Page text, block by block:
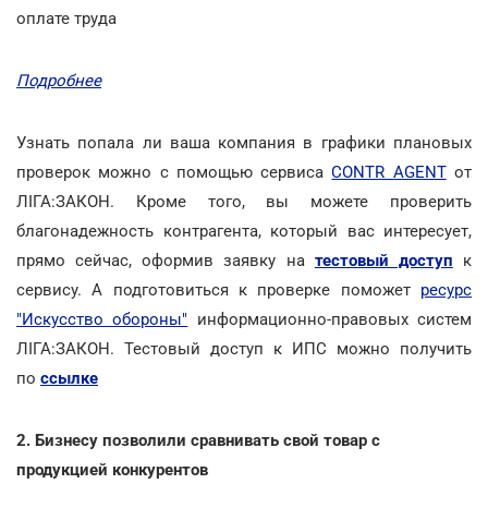
оплате труда
Подробнее
Узнать попала ли ваша компания в графики плановых
проверок можно с помощью сервисаCONTR AGENTот
ЛІГА:ЗАКОН. Кроме того, вы можете проверить
благонадежность контрагента, который вас интересует,
прямо сейчас, оформив заявку на тестовый доступ к
сервису. А подготовиться к проверке поможет ресурс
"Искусство обороны" информационно-правовых систем
ЛІГА:ЗАКОН. Тестовый доступ к ИПС можно получить
по ссылке
2. Бизнесу позволили сравнивать свой товар с
продукцией конкурентов